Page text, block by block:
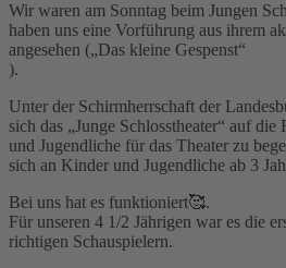
Wir waren am Sonntag beim Jungen
haben uns eine Vorführung aus ihrem
angesehen („Das kleine Gespenst“
).
Unter der Schirmherrschaft der
sich das „Junge Schlosstheater“ auf
und Jugendliche für das Theater zu
sich an Kinder und Jugendliche ab 3
Bei uns hat es funktioniert🥰.
Für unseren 4 1/2 Jährigen war es die
richtigen Schauspielern.